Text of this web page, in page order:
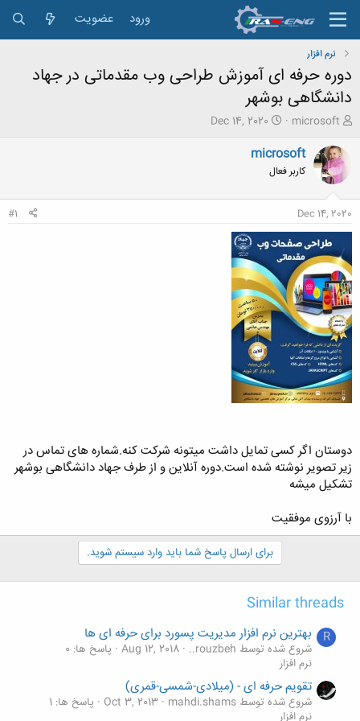
ورود عضویت
نرم افزار
دوره حرفه ای آموزش طراحی وب مقدماتی در جهاد
دانشگاهی بوشهر
ش
و
ع
ک
ه
م
و
ض
و
ع
microsoft
ت
ر
ع
Dec 14, 2020
microsoft
کاربر فعال
Dec 14, 2020
#1
دوستان اگر کسی تمایل داشت میتونه شرکت کنه.شماره های تماس در
زیر تصویر نوشته شده است.دوره آنلاین و از طرف جهاد دانشگاهی بوشهر
تشکیل میشه
با آرزوی موفقیت
برای ارسال پاسخ شما باید وارد سیستم شوید.
Similar threads
R بهترین نرم افزار مدیریت پسورد برای حرفه ای ها
شروع شده توسط rouzbeh.. Aug 12, 2018 پاسخ ها: 0
نرم افزار
تقویم حرفه ای - (میلادی-شمسی-قمری)
شروع شده توسط mahdi.shams Oct 3, 2013
پاسخ ها: 1
نرم افزار